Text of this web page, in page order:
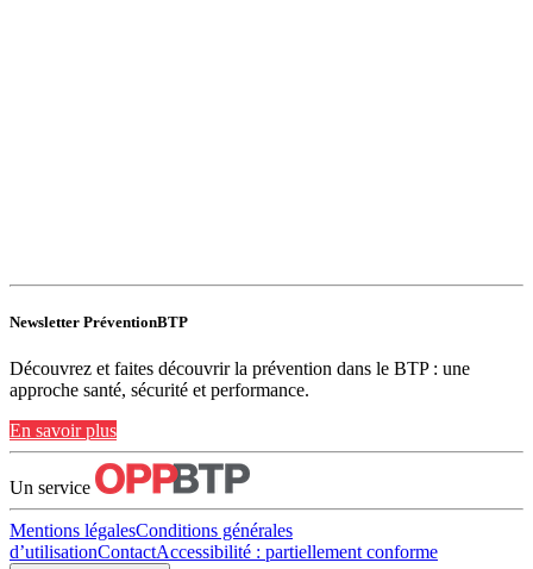
Newsletter PréventionBTP
Découvrez et faites découvrir la prévention dans le BTP : une
approche santé, sécurité et performance.
En savoir plus
Un service
Mentions légalesConditions générales
d’utilisationContactAccessibilité : partiellement conforme